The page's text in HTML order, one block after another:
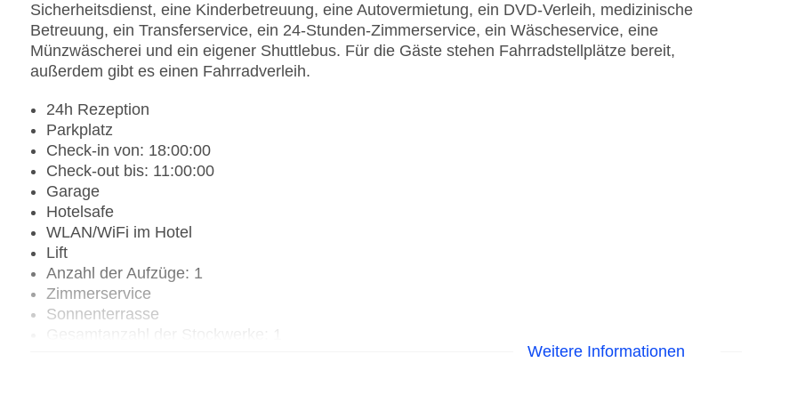
Sicherheitsdienst, eine Kinderbetreuung, eine Autovermietung, ein DVD-Verleih, medizinische
Betreuung, ein Transferservice, ein 24-Stunden-Zimmerservice, ein Wäscheservice, eine
Münzwäscherei und ein eigener Shuttlebus. Für die Gäste stehen Fahrradstellplätze bereit,
außerdem gibt es einen Fahrradverleih.
24h Rezeption
Parkplatz
Check-in von: 18:00:00
Check-out bis: 11:00:00
Garage
Hotelsafe
WLAN/WiFi im Hotel
Lift
Anzahl der Aufzüge: 1
Zimmerservice
Sonnenterrasse
Weitere Informationen